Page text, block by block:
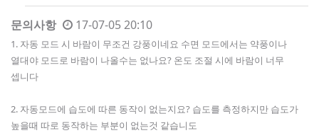
문의사항 17-07-05 20:10
1. 자동 모드 시 바람이 무조건 강풍이네요 수면 모드에서는 약풍이나
열대야 모드로 바람이 나올수는 없나요? 온도 조절 시에 바람이 너무
셉니다
2. 자동모드에 습도에 따른 동작이 없는지요? 습도를 측정하지만 습도가
높을때 따로 동작하는 부분이 없는것 같습니도